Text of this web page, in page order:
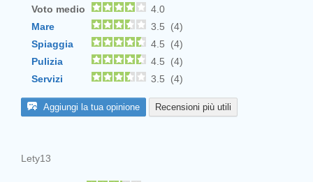
Voto medio
4.0
Mare
3.5 (4)
Spiaggia
4.5 (4)
Pulizia
4.5 (4)
Servizi
3.5 (4)
Aggiungi la tua opinione Recensioni più utili
Lety13